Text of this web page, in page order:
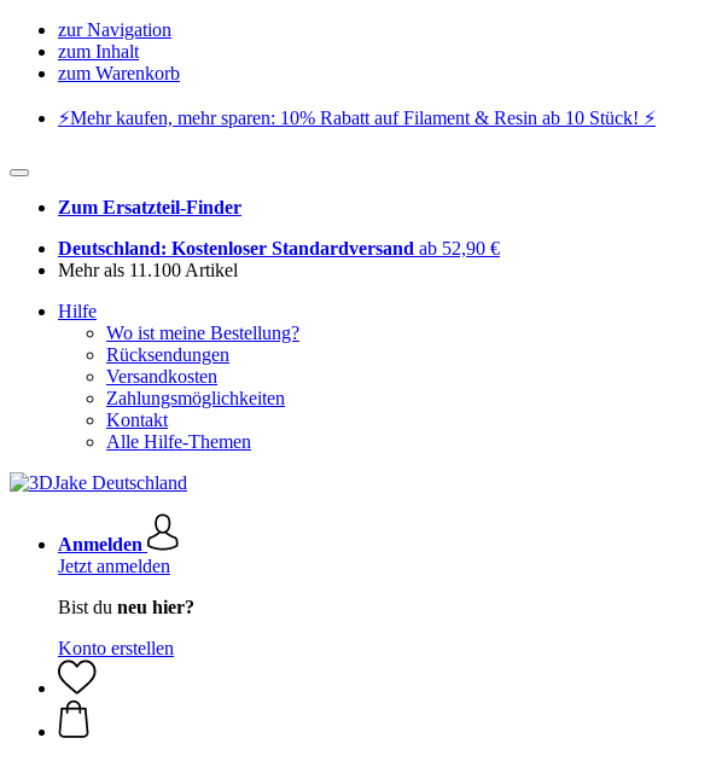
zur Navigation
zum Inhalt
zum Warenkorb
⚡️Mehr kaufen, mehr sparen: 10% Rabatt auf Filament & Resin ab 10 Stück! ⚡️
Zum Ersatzteil-Finder
Deutschland: Kostenloser Standardversand ab 52,90 €
Mehr als 11.100 Artikel
Hilfe
Wo ist meine Bestellung?
Rücksendungen
Versandkosten
Zahlungsmöglichkeiten
Kontakt
Alle Hilfe-Themen
Anmelden
Jetzt anmelden
Bist du neu hier?
Konto erstellen